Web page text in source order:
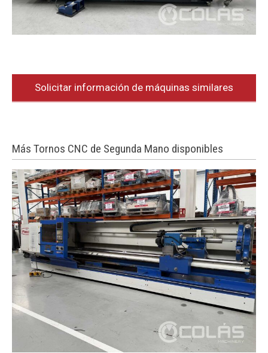
Solicitar información de máquinas similares
Más Tornos CNC de Segunda Mano disponibles